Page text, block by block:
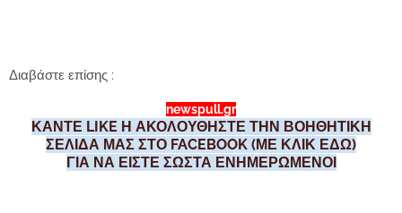
Διαβάστε επίσης :
newspull.gr
ΚΑΝΤΕ LIKE Η ΑΚΟΛΟΥΘΗΣΤΕ ΤΗΝ ΒΟΗΘΗΤΙΚΗ
ΣΕΛΙΔΑ ΜΑΣ ΣΤΟ FACEBOOK (ΜΕ ΚΛΙΚ ΕΔΩ)
ΓΙΑ ΝΑ ΕΙΣΤΕ ΣΩΣΤΑ ΕΝΗΜΕΡΩΜΕΝΟΙ